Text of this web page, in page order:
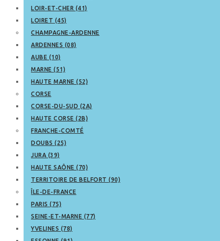
LOIR-ET-CHER (41)
LOIRET (45)
CHAMPAGNE-ARDENNE
ARDENNES (08)
AUBE (10)
MARNE (51)
HAUTE MARNE (52)
CORSE
CORSE-DU-SUD (2A)
HAUTE CORSE (2B)
FRANCHE-COMTÉ
DOUBS (25)
JURA (39)
HAUTE SAÔNE (70)
TERRITOIRE DE BELFORT (90)
ÎLE-DE-FRANCE
PARIS (75)
SEINE-ET-MARNE (77)
YVELINES (78)